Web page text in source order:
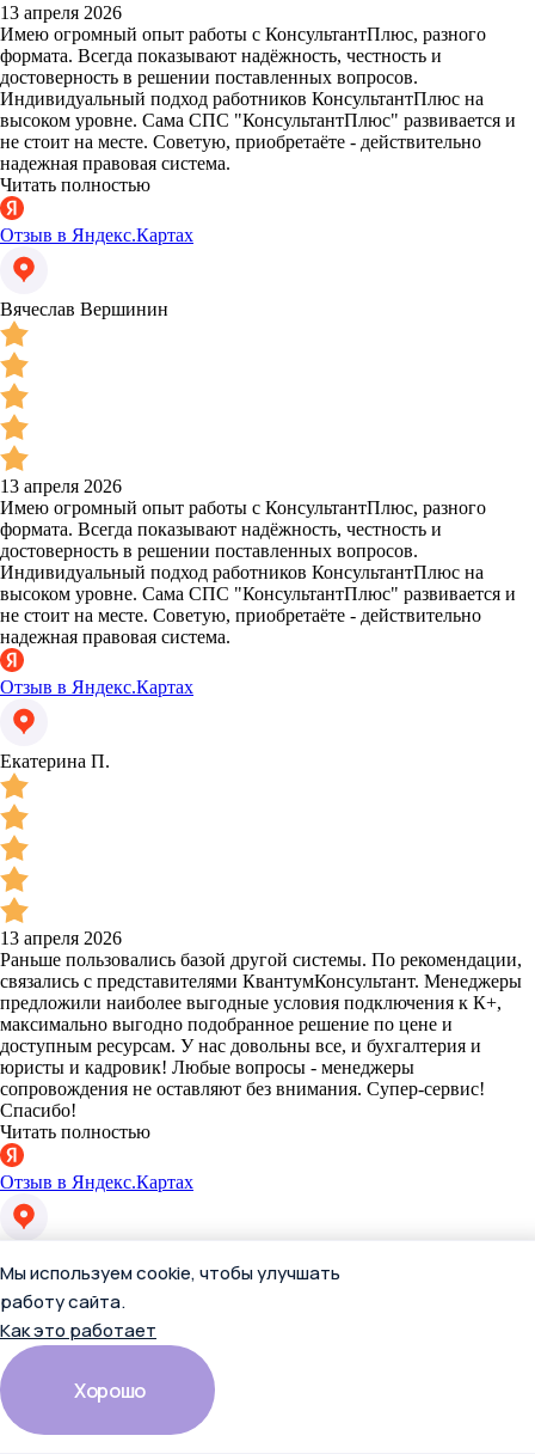
13 апреля 2026
Имею огромный опыт работы с КонсультантПлюс, разного
формата. Всегда показывают надёжность, честность и
достоверность в решении поставленных вопросов.
Индивидуальный подход работников КонсультантПлюс на
высоком уровне. Сама СПС "КонсультантПлюс" развивается и
не стоит на месте. Советую, приобретаёте - действительно
надежная правовая система.
Читать полностью
Отзыв в Яндекс.Картах
Вячеслав Вершинин
13 апреля 2026
Имею огромный опыт работы с КонсультантПлюс, разного
формата. Всегда показывают надёжность, честность и
достоверность в решении поставленных вопросов.
Индивидуальный подход работников КонсультантПлюс на
высоком уровне. Сама СПС "КонсультантПлюс" развивается и
не стоит на месте. Советую, приобретаёте - действительно
надежная правовая система.
Отзыв в Яндекс.Картах
Екатерина П.
13 апреля 2026
Раньше пользовались базой другой системы. По рекомендации,
связались с представителями КвантумКонсультант. Менеджеры
предложили наиболее выгодные условия подключения к К+,
максимально выгодно подобранное решение по цене и
доступным ресурсам. У нас довольны все, и бухгалтерия и
юристы и кадровик! Любые вопросы - менеджеры
сопровождения не оставляют без внимания. Супер-сервис!
Спасибо!
Читать полностью
Отзыв в Яндекс.Картах
13 апреля 2026
Мы используем cookie, чтобы улучшать
работу сайта.
Как это работает
Хорошо